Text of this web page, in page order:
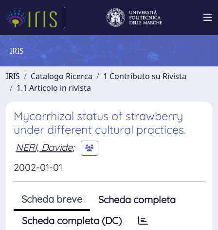
IRIS
IRIS Catalogo Ricerca
1 Contributo su Rivista
1.1 Articolo in rivista
Mycorrhizal status of strawberry
under different cultural practices.
NERI, Davide;
2002-01-01
Scheda breve
Scheda completa
Scheda completa (DC)